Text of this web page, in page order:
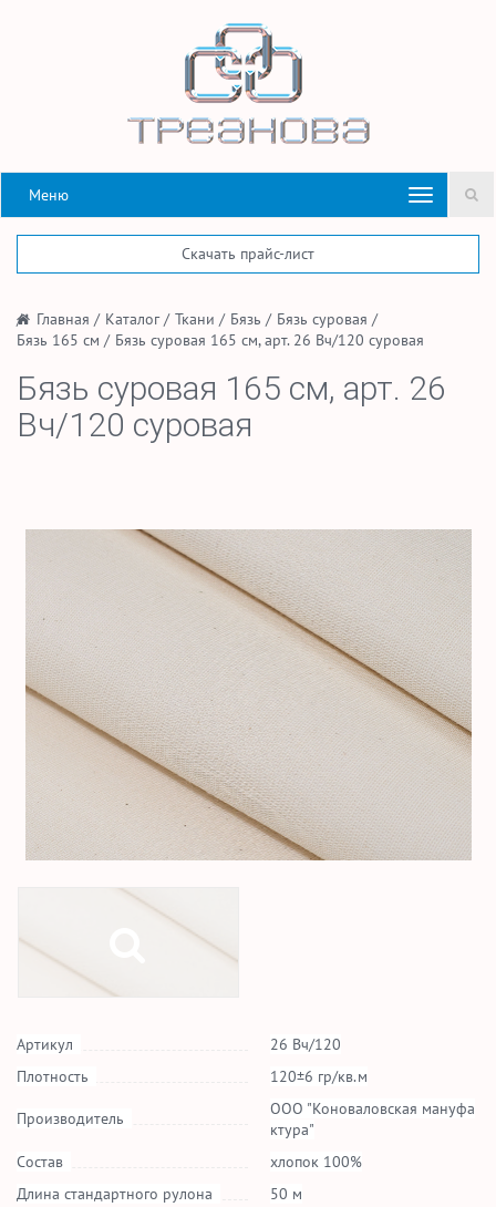
Меню
Скачать прайс-лист
/ Главная / Каталог/ Ткани / Бязь / Бязь суровая /
Бязь 165 см / Бязь суровая 165 см, арт. 26 Вч/120 суровая
Бязь суровая 165 см, арт. 26
Вч/120 суровая
Артикул
26 Вч/120
Плотность
120±6 гр/кв.м
Производитель
ООО "Коноваловская мануфа
ктура"
Состав
хлопок 100%
Длина стандартного рулона
50 м